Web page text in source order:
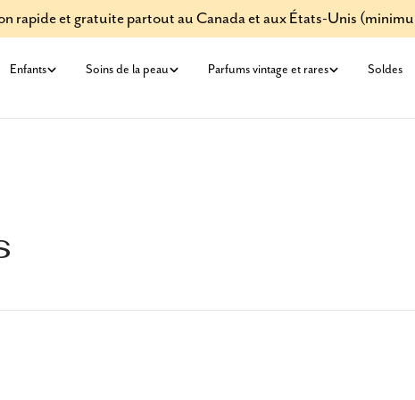
rapide et gratuite partout au Canada et aux États-Unis
Enfants Soins de la peau Parfums vintage et rares Soldes